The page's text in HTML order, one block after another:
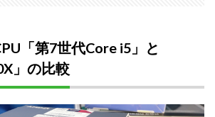
「第7世代Core i5」と
」の比較